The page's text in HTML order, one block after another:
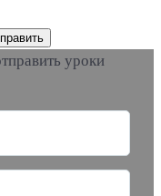
уроки